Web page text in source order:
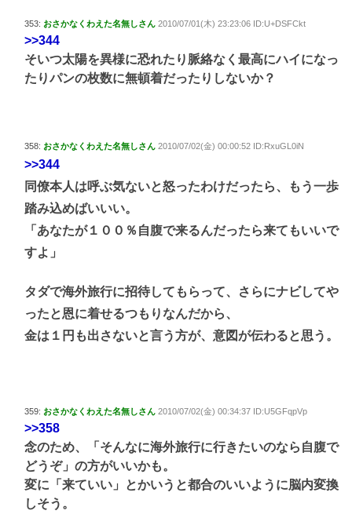
353: おさかなくわえた名無しさん 2010/07/01(木) 23:23:06 ID:U+DSFCkt
>>344
そいつ太陽を異様に恐れたり脈絡なく最高にハイになっ
たりパンの枚数に無頓着だったりしないか？
358: おさかなくわえた名無しさん 2010/07/02(金) 00:00:52 ID:RxuGL0iN
>>344
同僚本人は呼ぶ気ないと怒ったわけだったら、もう一歩
踏み込めばいいい。
「あなたが１００％自腹で来るんだったら来てもいいで
すよ」
タダで海外旅行に招待してもらって、さらにナビしてや
ったと恩に着せるつもりなんだから、
金は１円も出さないと言う方が、意図が伝わると思う。
359: おさかなくわえた名無しさん 2010/07/02(金) 00:34:37 ID:U5GFqpVp
>>358
念のため、「そんなに海外旅行に行きたいのなら自腹で
どうぞ」の方がいいかも。
変に「来ていい」とかいうと都合のいいように脳内変換
しそう。